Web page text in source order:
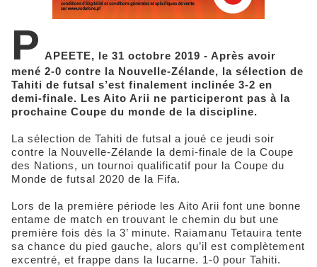
P APEETE, le 31 octobre 2019 - Après avoir
mené 2-0 contre la Nouvelle-Zélande, la sélection de
Tahiti de futsal s’est finalement inclinée 3-2 en
demi-finale. Les Aito Arii ne participeront pas à la
prochaine Coupe du monde de la discipline.
La sélection de Tahiti de futsal a joué ce jeudi soir
contre la Nouvelle-Zélande la demi-finale de la Coupe
des Nations, un tournoi qualificatif pour la Coupe du
Monde de futsal 2020 de la Fifa.
Lors de la première période les Aito Arii font une bonne
entame de match en trouvant le chemin du but une
première fois dès la 3’ minute. Raiamanu Tetauira tente
sa chance du pied gauche, alors qu’il est complètement
excentré, et frappe dans la lucarne. 1-0 pour Tahiti.